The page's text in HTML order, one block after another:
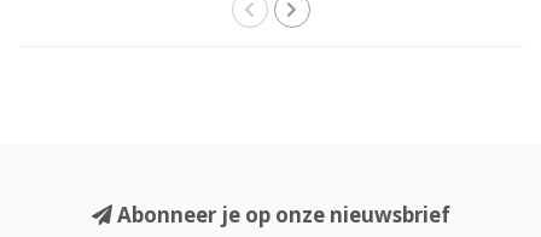
Abonneer je op onze nieuwsbrief